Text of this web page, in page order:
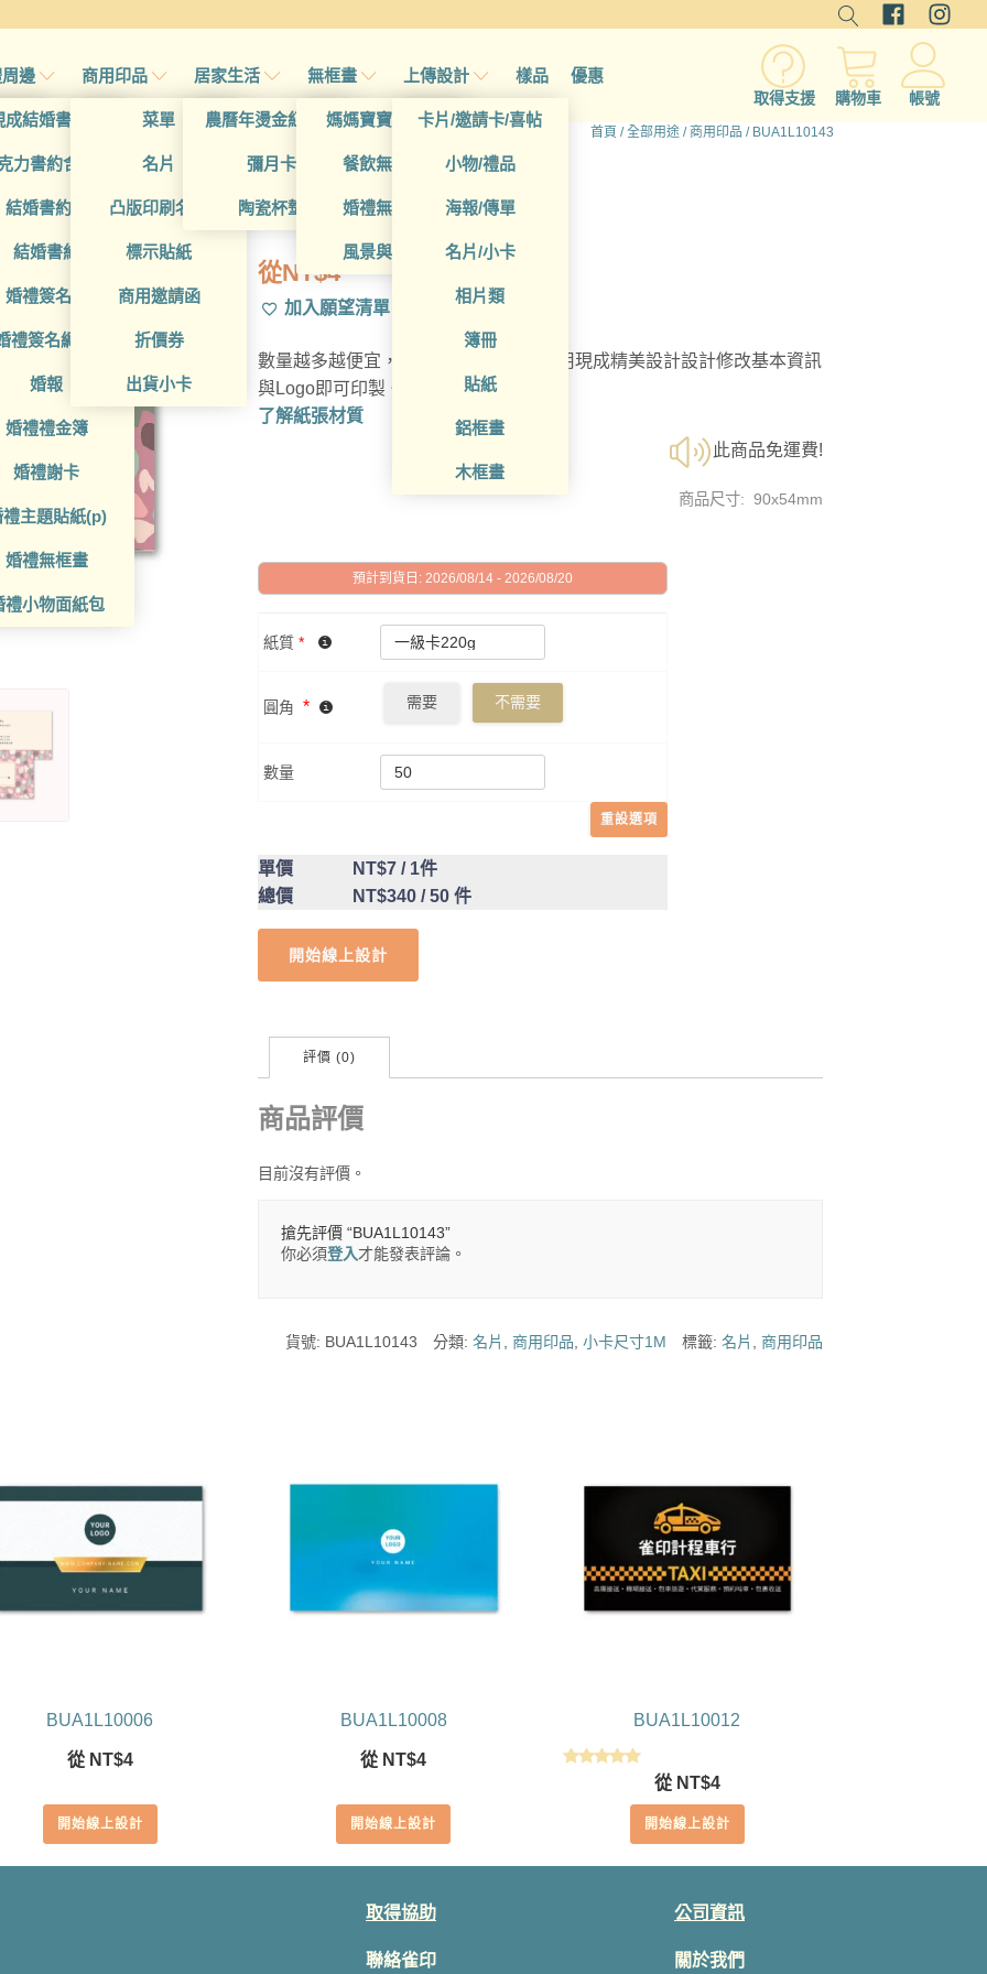
邊
成結婚書約夾
力書約含木座
結婚書約組
結婚書約
婚禮簽名簿
禮簽名綢(p)
婚報
婚禮禮金簿
婚禮謝卡
禮主題貼紙(p)
婚禮無框畫
禮小物面紙包
商用印品
菜單
名片
凸版印刷名片
標示貼紙
商用邀請函
折價券
出貨小卡
居家生活
農曆年燙金紅包袋
彌月卡
陶瓷杯墊
無框畫
媽媽寶寶無框畫
餐飲無框畫
婚禮無框畫
風景與藝術
上傳設計
卡片/邀請卡/喜帖
小物/禮品
海報/傳單
名片/小卡
相片類
簿冊
貼紙
鋁框畫
木框畫
樣品 優惠
取得支援 購物車 帳號
首頁 /全部用途 / 商用印品 / BUA1L10143
BUA1L10143
從NT$4
加入願望清單
數量越多越便宜，多種材質可選擇；利用現成精美設計設計修改基本資訊
與Logo即可印製。
了解紙張材質
此商品免運費!
商品尺寸: 90x54mm
預計到貨日: 2026/08/14 - 2026/08/20
紙質 *
圓角 * 需要 不需要
數量
重設選項
單價 NT$7 / 1件
總價
NT$340 / 50 件
開始線上設計
評價 (0)
商品評價
目前沒有評價。
搶先評價 “BUA1L10143”
你必須登入才能發表評論。
貨號: BUA1L10143 分類:名片 ,商用印品,小卡尺寸1M 標籤:名片 ,商用印品
BUA1L10006
從 NT$4
開始線上設計
BUA1L10008
從 NT$4
開始線上設計
BUA1L10012
從 NT$4
開始線上設計
取得協助
聯絡雀印
公司資訊
關於我們